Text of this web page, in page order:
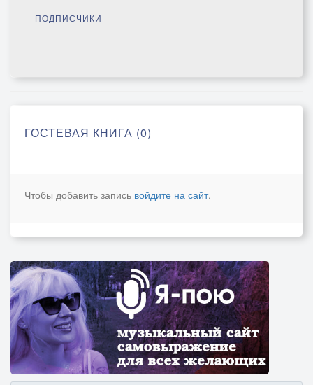
ПОДПИСЧИКИ
ГОСТЕВАЯ КНИГА (0)
Чтобы добавить запись войдите на сайт.